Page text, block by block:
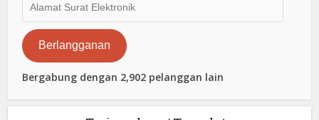
Surat
Elektronik
Berlangganan
Bergabung dengan 2,902 pelanggan lain